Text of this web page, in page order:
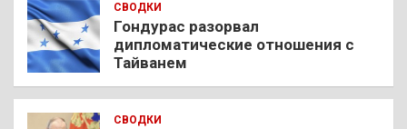
СВОДКИ
Гондурас разорвал
дипломатические отношения с
Тайванем
СВОДКИ